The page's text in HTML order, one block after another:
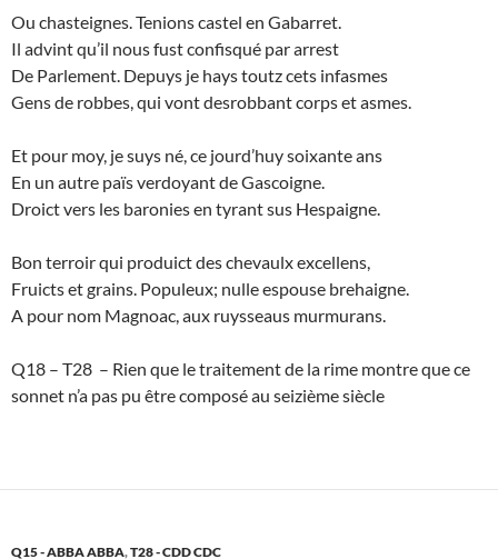
Ou chasteignes. Tenions castel en Gabarret.
Il advint qu’il nous fust confisqué par arrest
De Parlement. Depuys je hays toutz cets infasmes
Gens de robbes, qui vont desrobbant corps et asmes.
Et pour moy, je suys né, ce jourd’huy soixante ans
En un autre païs verdoyant de Gascoigne.
Droict vers les baronies en tyrant sus Hespaigne.
Bon terroir qui produict des chevaulx excellens,
Fruicts et grains. Populeux; nulle espouse brehaigne.
A pour nom Magnoac, aux ruysseaus murmurans.
Q18 – T28 – Rien que le traitement de la rime montre que ce
sonnet n’a pas pu être composé au seizième siècle
Q15 - ABBA ABBA,T28 - CDD CDC